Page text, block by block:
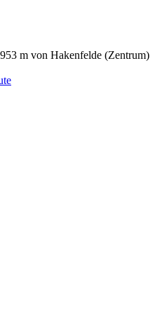
953 m von Hakenfelde (Zentrum)